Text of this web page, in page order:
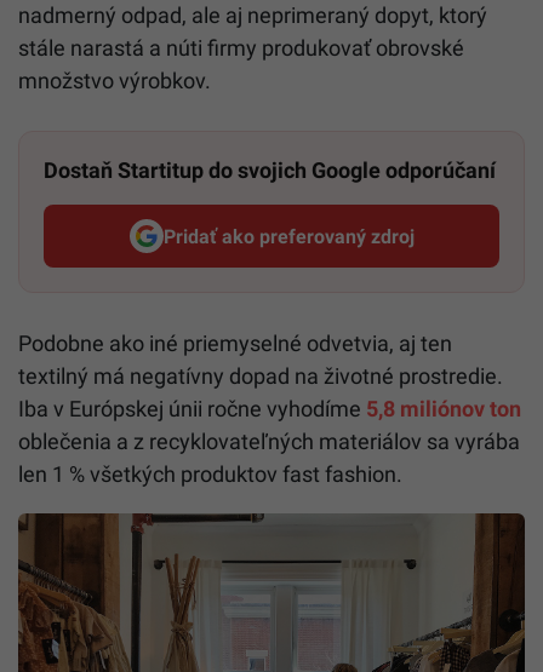
nadmerný odpad, ale aj neprimeraný dopyt, ktorý
stále narastá a núti firmy produkovať obrovské
množstvo výrobkov.
Dostaň Startitup do svojich Google odporúčaní
Pridať ako preferovaný zdroj
Startitup, odkaz sa otvorí v
Podobne ako iné priemyselné odvetvia, aj ten
textilný má negatívny dopad na životné prostredie.
Iba v Európskej únii ročne vyhodíme 5,8 miliónov ton
oblečenia a z recyklovateľných materiálov sa vyrába
len 1 % všetkých produktov fast fashion.